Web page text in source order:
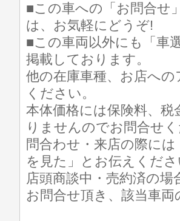
■この車への「お問合せ
は、お気軽にどうぞ!
■この車両以外にも「車
掲載しております。
他の在庫車種、お店へ
ください。
本体価格には保険料、
りませんのでお問合せく
問合わせ・来店の際に
を見た」とお伝えくださ
店頭商談中・売約済の
お問合せ頂き、該当車